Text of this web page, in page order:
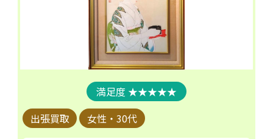
★★★★★
出張買取
女性・30代